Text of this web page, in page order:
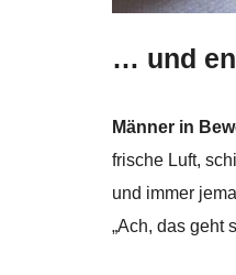
… und
Männer in
frische Luft,
und immer
„Ach, das geht